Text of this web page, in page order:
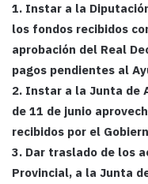
1. Instar a la
los fondos recibidos
aprobación del Real
pagos pendientes al
2. Instar a la Junta de
de 11 de junio
recibidos por el
3. Dar traslado de los
Provincial, a la Junta